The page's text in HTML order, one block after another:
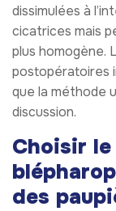
dissimulées à
cicatrices mais
plus homogène.
postopératoires
que la méthode
discussion.
Choisir
des